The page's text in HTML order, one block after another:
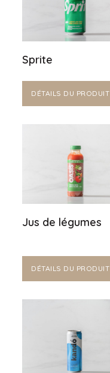
Sprite
DÉTAILS DU PRODUIT
Jus de légumes
DÉTAILS DU PRODUIT